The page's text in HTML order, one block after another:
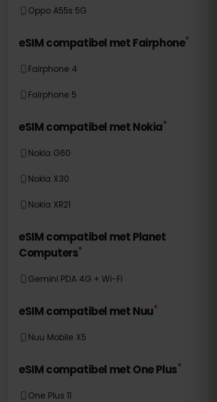
Oppo A55s 5G
eSIM compatibel metFairphone*
Fairphone 4
Fairphone 5
eSIM compatibel metNokia*
Nokia G60
Nokia X30
Nokia XR21
eSIM compatibel metPlanet
Computers*
Gemini PDA 4G + Wi-Fi
eSIM compatibel metNuu*
Nuu Mobile X5
eSIM compatibel metOne Plus*
One Plus 11